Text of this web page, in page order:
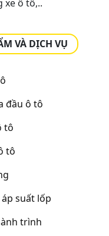
xe ô tô,..
VÀ DỊCH VỤ
đầu ô tô
tô
tô
suất lốp
trình